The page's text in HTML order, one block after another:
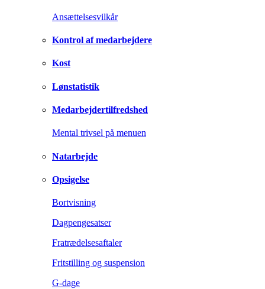
Ansættelsesvilkår
Kontrol af medarbejdere
Kost
Lønstatistik
Medarbejdertilfredshed
Mental trivsel på menuen
Natarbejde
Opsigelse
Bortvisning
Dagpengesatser
Fratrædelsesaftaler
Fritstilling og suspension
G-dage